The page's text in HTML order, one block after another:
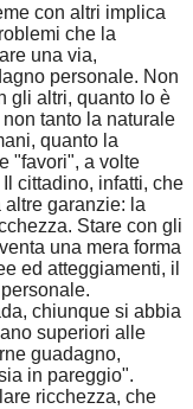
con altri implica
che la
una via,
personale. Non
gli altri, quanto lo è
tanto la naturale
quanto la
"favori", a volte
cittadino, infatti, che
garanzie: la
Stare con gli
una mera forma
ed atteggiamenti, il
chiunque si abbia
superiori alle
guadagno,
in pareggio".
ricchezza, che